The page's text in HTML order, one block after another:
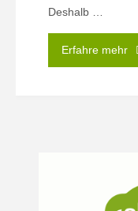
Deshalb …
Erfahre mehr